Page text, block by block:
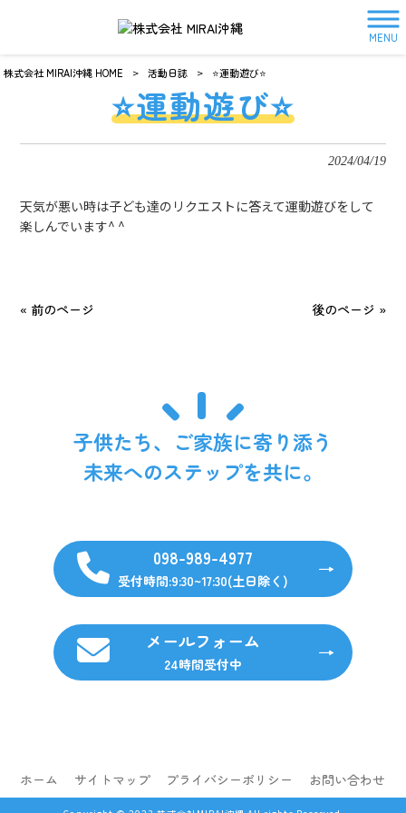
MENU
株式会社 MIRAI沖縄 HOME > 活動日誌 > ⭐️運動遊び⭐️
⭐️運動遊び⭐️
2024/04/19
天気が悪い時は子ども達のリクエストに答えて運動遊びをして
楽しんでいます^ ^
« 前のページ 後のページ »
子供たち、ご家族に寄り添う
未来へのステップを共に。
098-989-4977
受付時間:9:30~17:30(土日除く)
メールフォーム
24時間受付中
ホーム サイトマップ プライバシーポリシー お問い合わせ